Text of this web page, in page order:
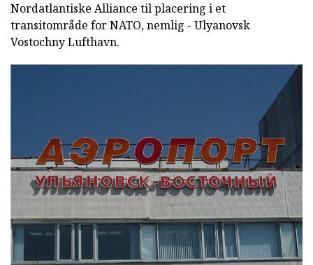
Nordatlantiske Alliance til placering i et
transitområde for NATO, nemlig - Ulyanovsk
Vostochny Lufthavn.